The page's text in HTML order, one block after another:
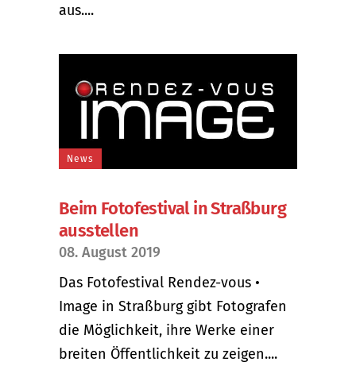
aus....
News
Beim Fotofestival in Straßburg
ausstellen
08. August 2019
Das Fotofestival Rendez-vous •
Image in Straßburg gibt Fotografen
die Möglichkeit, ihre Werke einer
breiten Öffentlichkeit zu zeigen....